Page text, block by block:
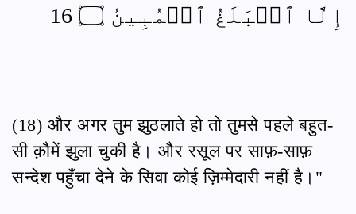
إِلَّا ٱلۡبَلَٰغُ ٱلۡمُبِينُ ۝ 16
(18) और अगर तुम झुठलाते हो तो तुमसे पहले बहुत-
सी क़ौमें झुला चुकी है। और रसूल पर साफ़-साफ़
सन्देश पहुँचा देने के सिवा कोई ज़िम्मेदारी नहीं है।"